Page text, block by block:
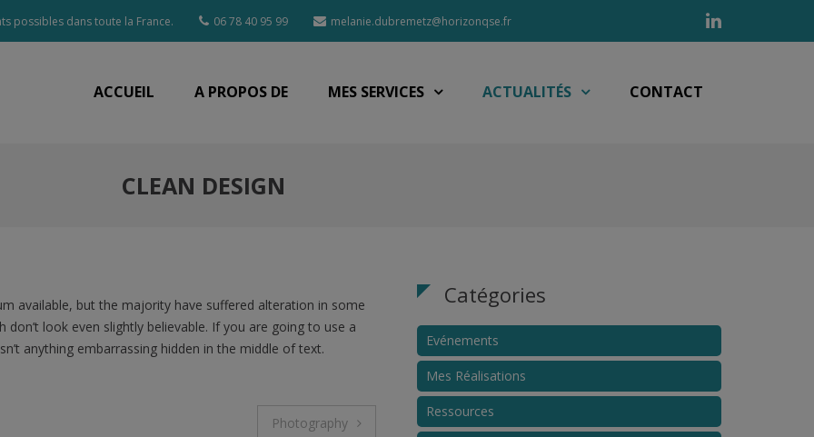
possibles dans toute la France. 06 78 40 95 99 melanie.dubremetz@horizonqse.fr Linkedin
ACCUEIL A PROPOS DE MES SERVICES ACTUALITÉS CONTACT
CLEAN DESIGN
available, but the majority have suffered alteration in some
look even slightly believable. If you are going to use a
anything embarrassing hidden in the middle of text.
Photography
Catégories
Evénements
Mes Réalisations
Ressources